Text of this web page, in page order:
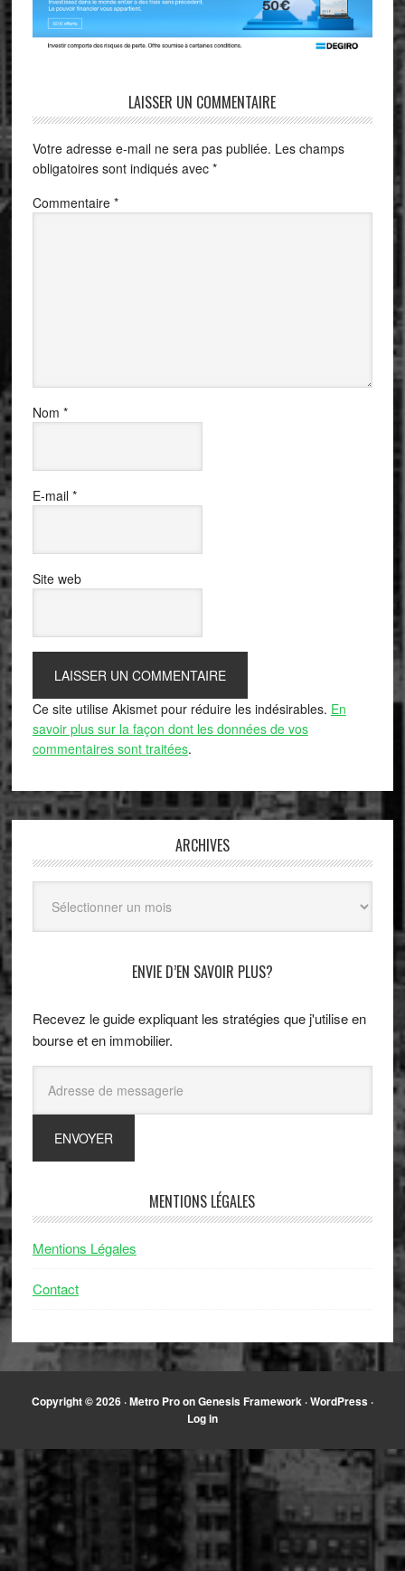
LAISSER UN COMMENTAIRE
Votre adresse e-mail ne sera pas publiée. Les champs
obligatoires sont indiqués avec *
Commentaire *
Nom *
E-mail *
Site web
Ce site utilise Akismet pour réduire les indésirables. En
savoir plus sur la façon dont les données de vos
commentaires sont traitées.
ARCHIVES
ENVIE D’EN SAVOIR PLUS?
Recevez le guide expliquant les stratégies que j'utilise en
bourse et en immobilier.
MENTIONS LÉGALES
Mentions Légales
Contact
Copyright © 2026 ·Metro ProonGenesis Framework ·WordPress ·
Log in